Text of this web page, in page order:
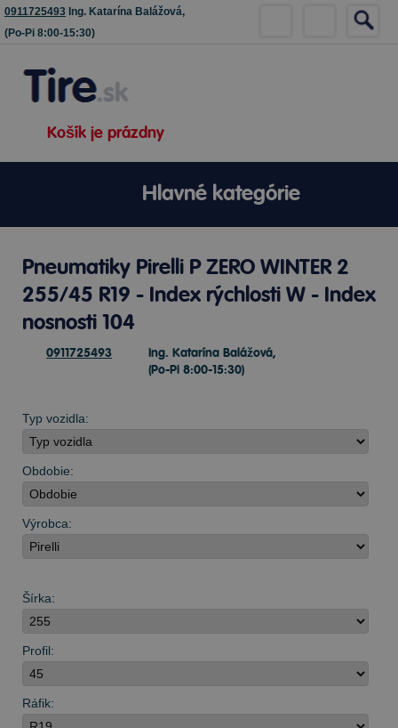
0911725493 Ing. Katarína Balážová,
(Po-Pi 8:00-15:30)
Košík je prázdny
Hlavné kategórie
Pneumatiky Pirelli P ZERO WINTER 2
255/45 R19 - Index rýchlosti W - Index
nosnosti 104
0911725493
Ing. Katarína Balážová,
(Po-Pi 8:00-15:30)
Typ vozidla:
Obdobie:
Výrobca:
Šírka:
Profil:
Ráfik: